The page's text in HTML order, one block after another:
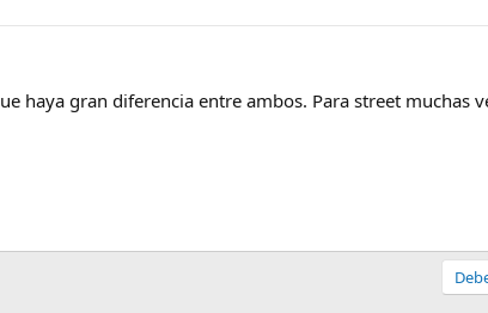
haya gran diferencia entre ambos. Para street muchas